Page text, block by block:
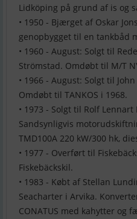
Lidköping på grund af is og
• 1950 - Bjærget af Oskar
genopbygget til en tankbåd
• 1960 - August: Solgt til
Strömstad. Omdøbt til M/T
• 1966 - August: Solgt til
Omdøbt til TANKOS i 1968.
• 1973 - Solgt til Rolf Lennart
Sandsynligvis
TMD100A 220 kW/300 hk,
• 1977 - Overført til
Fiskebäckskil.
• 1983 - Købt af Stellan
Seacharter i Arvika.
CONATUS med kahytter og